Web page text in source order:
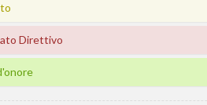
Direttivo